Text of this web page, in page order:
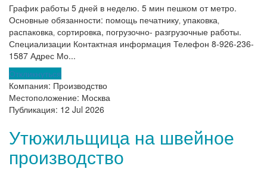
График работы 5 дней в неделю. 5 мин пешком от метро.
Основные обязанности: помощь печатнику‚ упаковка‚
распаковка‚ сортировка, погрузочно- разгрузочные работы.
Специализации Контактная информация Телефон 8-926-236-
1587 Адрес Мо...
Откликнуться
Компания: Производство
Местоположение: Москва
Публикация: 12 Jul 2026
Утюжильщица на швейное
производство